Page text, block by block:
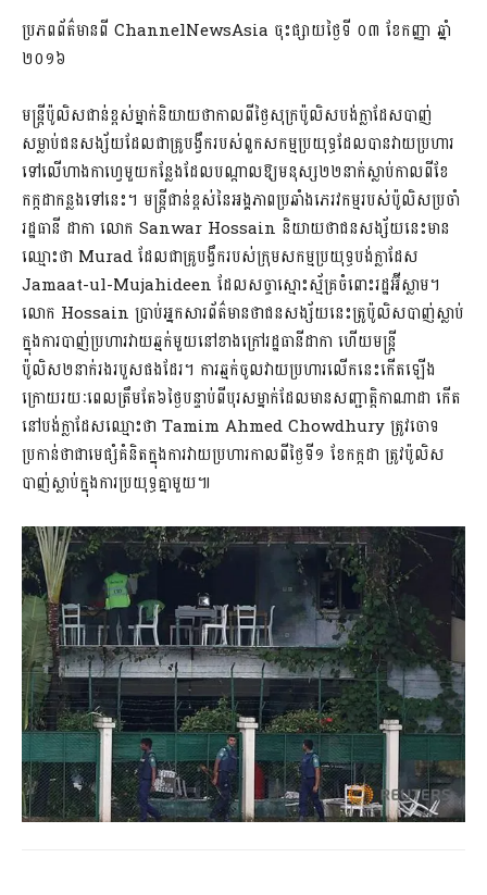
ប្រភពព័ត៌មានពី ChannelNewsAsia ចុះផ្សាយថ្ងៃទី ០៣ ខែកញ្ញា ឆ្នាំ
២០១៦
មន្ត្រីប៉ូលិសជាន់ខ្ពស់ម្នាក់និយាយថាកាលពីថ្ងៃសុក្រប៉ូលិសបង់ក្លាដែសបាញ់
សម្លាប់ជនសង្ស័យដែលជាគ្រូបង្វឹករបស់ពួកសកម្មប្រយុទ្ធដែលបានវាយប្រហារ
ទៅលើហាងកាហ្វេមួយកន្លែងដែលបណ្តាលឱ្យមនុស្ស២២នាក់ស្លាប់កាលពីខែ
កក្កដាកន្លងទៅនេះ។ មន្ត្រីជាន់ខ្ពស់នៃអង្គភាពប្រឆាំងភេរវកម្មរបស់ប៉ូលិសប្រចាំ
រដ្ឋធានី ដាកា លោក Sanwar Hossain និយាយថាជនសង្ស័យនេះមាន
ឈ្មោះថា Murad ដែលជាគ្រូបង្វឹករបស់ក្រុមសកម្មប្រយុទ្ធបង់ក្លាដែស
Jamaat-ul-Mujahideen ដែលសច្ចាស្មោះស្ម័គ្រចំពោះរដ្ឋអ៊ីស្លាម។
លោក Hossain ប្រាប់អ្នកសារព័ត៌មានថាជនសង្ស័យនេះត្រូប៉ូលិសបាញ់ស្លាប់
ក្នុងការបាញ់ប្រហារវាយឆ្មក់មួយនៅខាងក្រៅរដ្ឋធានីដាកា ហើយមន្រ្តី
ប៉ូលិស២នាក់រងរបួសផងដែរ។ ការឆ្មក់ចូលវាយប្រហារលើកនេះកើតឡើង
ក្រោយរយៈពេលត្រឹមតែ៦ថ្ងៃបន្ទាប់ពីបុរសម្នាក់ដែលមានសញ្ជាតិ្តកាណាដា កើត
នៅបង់ក្លាដែសឈ្មោះថា Tamim Ahmed Chowdhury ត្រូវចោទ
ប្រកាន់ថាជាមេផ្សំគំនិតក្នុងការវាយប្រហារកាលពីថ្ងៃទី១ ខែកក្កដា ត្រូវប៉ូលិស
បាញ់ស្លាប់ក្នុងការប្រយុទ្ធគ្នាមួយ៕